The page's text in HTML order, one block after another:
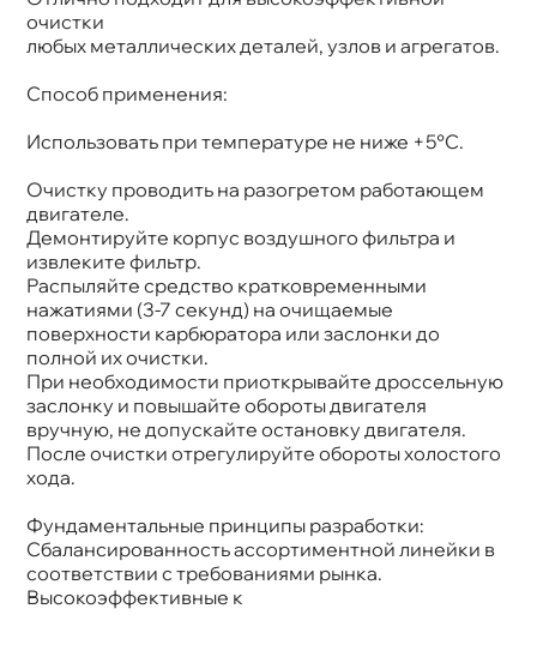
очистки
любых металлических деталей, узлов и агрегатов.
Способ применения:
Использовать при температуре не ниже +5°С.
Очистку проводить на разогретом работающем
двигателе.
Демонтируйте корпус воздушного фильтра и
извлеките фильтр.
Распыляйте средство кратковременными
нажатиями (3-7 секунд) на очищаемые
поверхности карбюратора или заслонки до
полной их очистки.
При необходимости приоткрывайте дроссельную
заслонку и повышайте обороты двигателя
ручную, не допускайте остановку двигателя.
После очистки отрегулируйте обороты холостого
хода.
Фундаментальные принципы разработки:
Сбалансированность ассортиментной линейки
соответствии с требованиями рынка.
ысокоэффективные к